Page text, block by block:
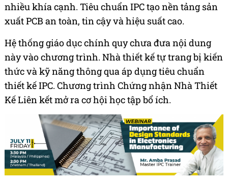
nhiều khía cạnh. Tiêu chuẩn IPC tạo nền tảng sản
xuất PCB an toàn, tin cậy và hiệu suất cao.
Hệ thống giáo dục chính quy chưa đưa nội dung
này vào chương trình. Nhà thiết kế tự trang bị kiến
thức và kỹ năng thông qua áp dụng tiêu chuẩn
thiết kế IPC. Chương trình Chứng nhận Nhà Thiết
Kế Liên kết mở ra cơ hội học tập bổ ích.